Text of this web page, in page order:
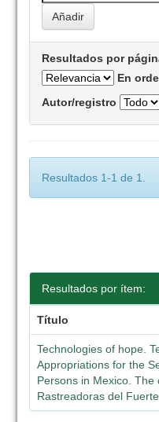
Resultados por
En
Autor/registro
Resultados 1-1 de 1.
Resultados por ítem:
Título
Technologies of hope.
Appropriations for the
Persons in Mexico. The
Rastreadoras del Fuerte